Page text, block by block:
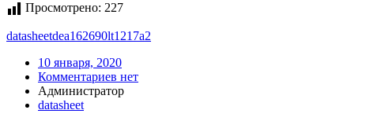
Просмотрено: 227
datasheetdea162690lt1217a2
10 января, 2020
Комментариев нет
Администратор
datasheet